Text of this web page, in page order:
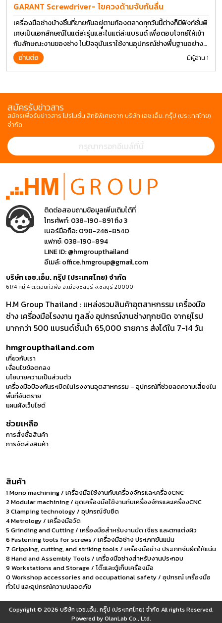
GARANT Screwdriver- ไขควงด้ามจับกันลื่น
เครื่องมือช่างบ้างชิ้นที่ขายกันอยุู่ตามท้องตลาดทุกวันนี้ต่างก็มีฟังก์ชั่นพิ
เศษเป็นเอกลักษณ์ในแต่ล่ะรุ่นและในแต่ล่ะแบรนด์ เพื่อตอบโจทย์ให้เข้า
กับลักษณะงานของช่าง ในปัจจุบันเราใช้งานอุปกรณ์ช่างพื้นฐานอย่าง
ไขควงกันในงานหลายประเภททำให้มีการปรับเปลี่ยนรูปแบบ
อ่านต่อ มีผู้อ่าน 1
สมัครรับข่าวสาร
สมัครเพื่อรับข่าวสาร โปรโมชั่น สิทธิพิเศษจาก บริษัท เอช.เอ็ม. กรุ๊ป (ประเทศไทย)
จำกัด
ติดต่อสอบถามข้อมูลเพิ่มเติมได้ที่
โทรศัพท์:038-190-891 ถึง 3
เบอร์มือถือ:098-246-8540
แฟกซ์:038-190-894
LINE ID:@hmgroupthailand
อีเมล์:office.hmgroup@gmail.com
บริษัท เอช.เอ็ม. กรุ๊ป (ประเทศไทย) จำกัด
61/4 หมู่ 4 ต.ดอนหัวฬ่อ อ.เมืองชลบุรี จ.ชลบุรี 20000
H.M Group Thailand : แหล่งรวมสินค้าอุตสาหกรรม เครื่องมือ
ช่าง เครื่องมือโรงงาน ทูลลิ่ง อุปกรณ์งานช่างทุกชนิด จากยุโรป
มากกว่า 500 แบรนด์ชั้นนำ 65,000 รายการ ส่งได้ใน 7-14 วัน
hmgroupthailand.com
เกี่ยวกับเรา
เงื่อนไขข้อตกลง
นโยบายความเป็นส่วนตัว
เครื่องมือป้องกันระเบิดในโรงงานอุตสาหกรรม – อุปกรณ์ที่ช่วยลดความเสี่ยงใน
พื้นที่อันตราย
แผนผังเว็บไซต์
ช่วยเหลือ
การสั่งซื้อสินค้า
การจัดส่งสินค้า
สินค้า
1 Mono machining / เครื่องมือใช้งานกับเครื่องจักรและเครื่องCNC
2 Modular machining / ชุดเครื่องมือใช้งานกับเครื่องจักรและเครื่องCNC
3 Clamping technology / อุปกรณ์จับยึด
4 Metrology / เครื่องมือวัด
5 Grinding and Cutting / เครื่องมือสำหรับงานขัด เจียร และตกแต่งผิว
6 Fastening tools for screws / เครื่องมือช่าง ประเภทขันแน่น
7 Gripping, cutting, and striking tools / เครื่องมือช่าง ประเภทจับยึดให้แน่น
8 Hand and Assembly Tools / เครื่องมือช่างสำหรับงานประกอบ
9 Workstations and Storage / โต๊ะและตู้เก็บเครื่องมือ
0 Workshop accessories and occupational safety / อุปกรณ์ เครื่องมือ
ทั่วไป และอุปกรณ์ความปลอดภัย
Copyright © 2026 บริษัท เอช.เอ็ม. กรุ๊ป (ประเทศไทย) จำกัด All rights Reserved.
Powered byOlanLab Co., Ltd.